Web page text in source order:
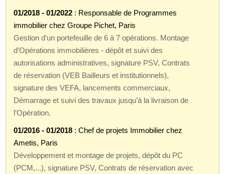
01/2018 - 01/2022 : Responsable de Programmes
immobilier chez Groupe Pichet, Paris
Gestion d’un portefeuille de 6 à 7 opérations. Montage
d’Opérations immobilières - dépôt et suivi des
autorisations administratives, signature PSV, Contrats
de réservation (VEB Bailleurs et institutionnels),
signature des VEFA, lancements commerciaux,
Démarrage et suivi des travaux jusqu’à la livraison de
l’Opération.
01/2016 - 01/2018 : Chef de projets Immobilier chez
Ametis, Paris
Développement et montage de projets, dépôt du PC
(PCM,...), signature PSV, Contrats de réservation avec